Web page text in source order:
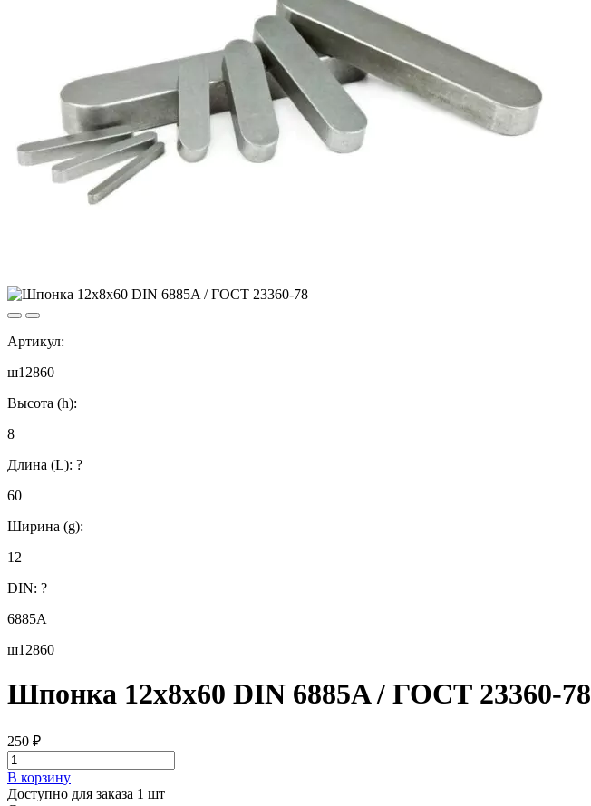
Артикул:
ш12860
Высота (h):
8
Длина (L): ?
60
Ширина (g):
12
DIN: ?
6885А
ш12860
Шпонка 12х8х60 DIN 6885A / ГОСТ 23360-78
250 ₽
В корзину
Доступно для заказа 1 шт